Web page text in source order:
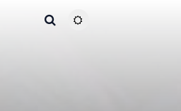
主题颜色切换